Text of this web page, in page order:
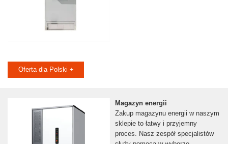
Oferta dla Polski +
Magazyn energii
Zakup magazynu energii w naszym
sklepie to łatwy i przyjemny
proces. Nasz zespół specjalistów